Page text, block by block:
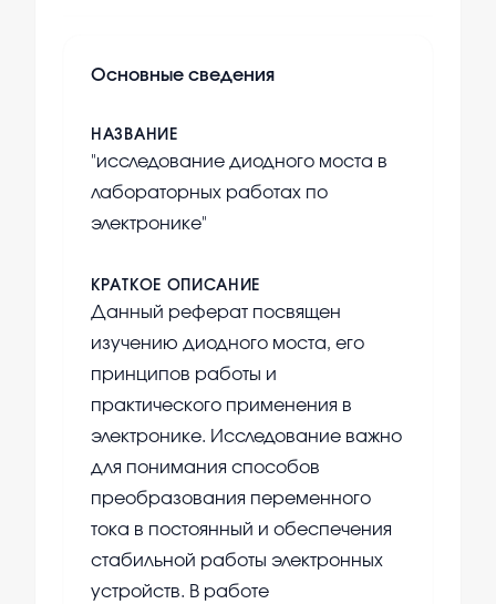
Основные сведения
НАЗВАНИЕ
"исследование диодного моста в
лабораторных работах по
электронике"
КРАТКОЕ ОПИСАНИЕ
Данный реферат посвящен
изучению диодного моста, его
принципов работы и
практического применения в
электронике. Исследование важно
для понимания способов
преобразования переменного
тока в постоянный и обеспечения
стабильной работы электронных
устройств. В работе